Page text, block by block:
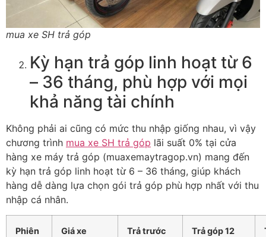
mua xe SH trả góp
Kỳ hạn trả góp linh hoạt từ 6
– 36 tháng, phù hợp với mọi
khả năng tài chính
Không phải ai cũng có mức thu nhập giống nhau, vì vậy
chương trình mua xe SH trả góp lãi suất 0% tại cửa
hàng xe máy trả góp (muaxemaytragop.vn) mang đến
kỳ hạn trả góp linh hoạt từ 6 – 36 tháng, giúp khách
hàng dễ dàng lựa chọn gói trả góp phù hợp nhất với thu
nhập cá nhân.
Phiên
Giá xe
Trả trước
Trả góp 12